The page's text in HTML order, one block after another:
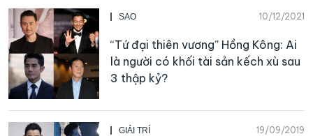
SAO 10/12/2021
“Tứ đại thiên vương” Hồng Kông: Ai
là người có khối tài sản kếch xù sau
3 thập kỷ?
GIẢI TRÍ 19/09/2019